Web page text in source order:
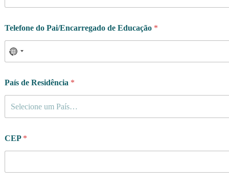
Telefone do Pai/Encarregado de Educação *
País de Residência *
Selecione um País…
CEP *